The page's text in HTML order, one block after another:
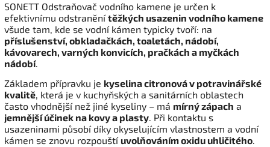
SONETT Odstraňovač vodního kamene je určen k
efektivnímu odstraněnítěžkých usazenin vodního kamene
všude tam, kde se vodní kámen typicky tvoří: na
příslušenství, obkladačkách, toaletách, nádobí,
kávovarech, varných konvicích, pračkách a myčkách
nádobí.
Základem přípravku je kyselina citronová v potravinářské
kvalitě, která je v kuchyňských a sanitárních oblastech
často vhodnější než jiné kyseliny – má mírný zápach a
jemnější účinek na kovy a plasty. Při kontaktu s
usazeninami působí díky okyselujícím vlastnostem a vodní
kámen se znovu rozpouští uvolňováním oxidu uhličitého.